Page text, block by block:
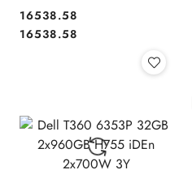
Cena:
16538.58
Cena:
16538.58